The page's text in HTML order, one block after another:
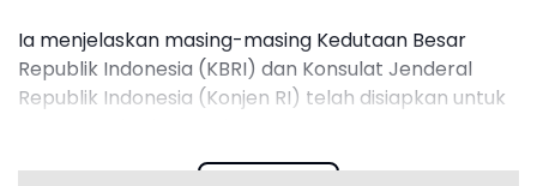
Ia menjelaskan masing-masing Kedutaan Besar
Republik Indonesia (KBRI) dan Konsulat Jenderal
Republik Indonesia (Konjen RI) telah disiapkan untuk